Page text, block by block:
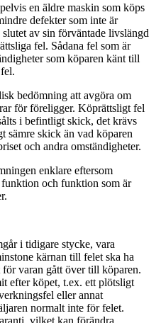
en äldre maskin som köps
defekter som inte är
av sin förväntade livslängd
fel. Sådana fel som är
som köparen känt till
bedömning att avgöra om
för föreligger. Köprättsligt fel
i befintligt skick, det krävs
sämre skick än vad köparen
och andra omständigheter.
enklare eftersom
och funktion som är
i tidigare stycke, vara
kärnan till felet ska ha
varan gått över till köparen.
efter köpet, t.ex. ett plötsligt
eller annat
normalt inte för felet.
vilket kan förändra